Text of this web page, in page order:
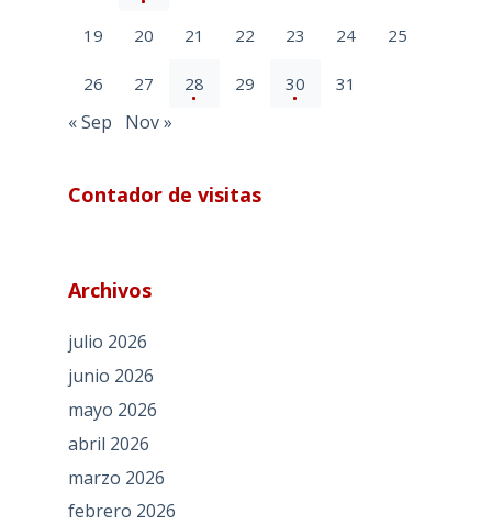
19 20 21 22 23 24 25
26 27 28 29 30 31
« Sep Nov »
Contador de visitas
Archivos
julio 2026
junio 2026
mayo 2026
abril 2026
marzo 2026
febrero 2026